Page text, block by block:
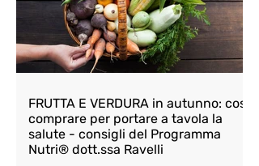
FRUTTA E VERDURA in autunno: cosa
comprare per portare a tavola la
salute - consigli del Programma
Nutri® dott.ssa Ravelli